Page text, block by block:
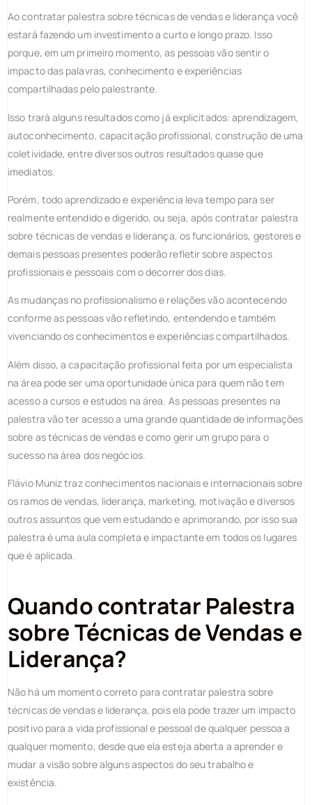
Ao contratar palestra sobre técnicas de vendas e liderança você
estará fazendo um investimento a curto e longo prazo. Isso
porque, em um primeiro momento, as pessoas vão sentir o
impacto das palavras, conhecimento e experiências
compartilhadas pelo palestrante.
Isso trará alguns resultados como já explicitados: aprendizagem,
autoconhecimento, capacitação profissional, construção de uma
coletividade, entre diversos outros resultados quase que
imediatos.
Porém, todo aprendizado e experiência leva tempo para ser
realmente entendido e digerido, ou seja, após contratar palestra
sobre técnicas de vendas e liderança, os funcionários, gestores e
demais pessoas presentes poderão refletir sobre aspectos
profissionais e pessoais com o decorrer dos dias.
As mudanças no profissionalismo e relações vão acontecendo
conforme as pessoas vão refletindo, entendendo e também
vivenciando os conhecimentos e experiências compartilhados.
Além disso, a capacitação profissional feita por um especialista
na área pode ser uma oportunidade única para quem não tem
acesso a cursos e estudos na área. As pessoas presentes na
palestra vão ter acesso a uma grande quantidade de informações
sobre as técnicas de vendas e como gerir um grupo para o
sucesso na área dos negócios.
Flávio Muniz traz conhecimentos nacionais e internacionais sobre
os ramos de vendas, liderança, marketing, motivação e diversos
outros assuntos que vem estudando e aprimorando, por isso sua
palestra é uma aula completa e impactante em todos os lugares
que é aplicada.
Quando contratar Palestra
sobre Técnicas de Vendas e
Liderança?
Não há um momento correto para contratar palestra sobre
técnicas de vendas e liderança, pois ela pode trazer um impacto
positivo para a vida profissional e pessoal de qualquer pessoa a
qualquer momento, desde que ela esteja aberta a aprender e
mudar a visão sobre alguns aspectos do seu trabalho e
existência.